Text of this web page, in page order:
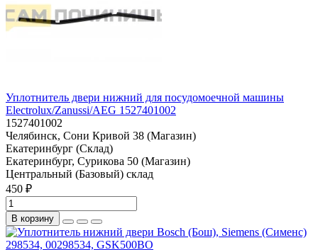
Уплотнитель двери нижний для посудомоечной машины
Electrolux/Zanussi/AEG 1527401002
1527401002
Челябинск, Сони Кривой 38 (Магазин)
Екатеринбург (Склад)
Екатеринбург, Сурикова 50 (Магазин)
Центральный (Базовый) склад
450 ₽
В корзину